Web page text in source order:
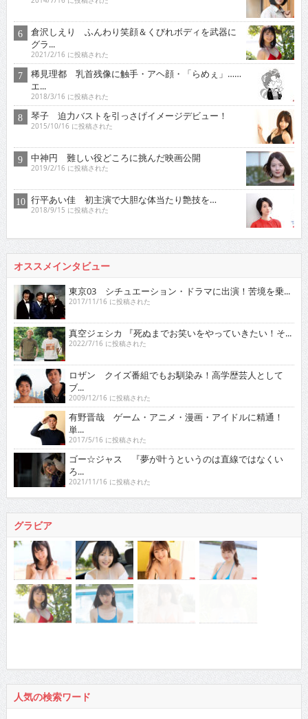
倉沢しえり ふんわり笑顔＆くびれボディを武器に
グラ...
2021/2/16 に投稿された
稀見理都 乳首残像に触手・アヘ顔・「らめぇ」……
エ...
2018/3/16 に投稿された
琴子 迫力バストを引っさげイメージデビュー！
2015/10/16 に投稿された
中神円 難しい役どころに挑んだ映画公開
2019/2/16 に投稿された
行平あい佳 初主演で大胆な体当たり艶技を…
2018/9/15 に投稿された
オススメインタビュー
東京03 シチュエーション・ドラマに出演！苦境を乗...
2017/11/16 に投稿された
真空ジェシカ 『死ぬまでお笑いをやっていきたい！そ...
2022/7/16 に投稿された
ロザン クイズ番組でもお馴染み！高学歴芸人として
ブ...
2009/12/16 に投稿された
有野晋哉 ゲーム・アニメ・漫画・アイドルに精通！
単...
2017/5/16 に投稿された
ゴー☆ジャス 『夢が叶うというのは直線ではなくい
ろ...
2021/11/16 に投稿された
グラビア
人気の検索ワード